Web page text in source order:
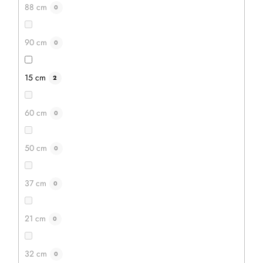
88 cm 0
90 cm 0
15 cm 2
60 cm 0
50 cm 0
37 cm 0
21 cm 0
32 cm 0
31,50 €